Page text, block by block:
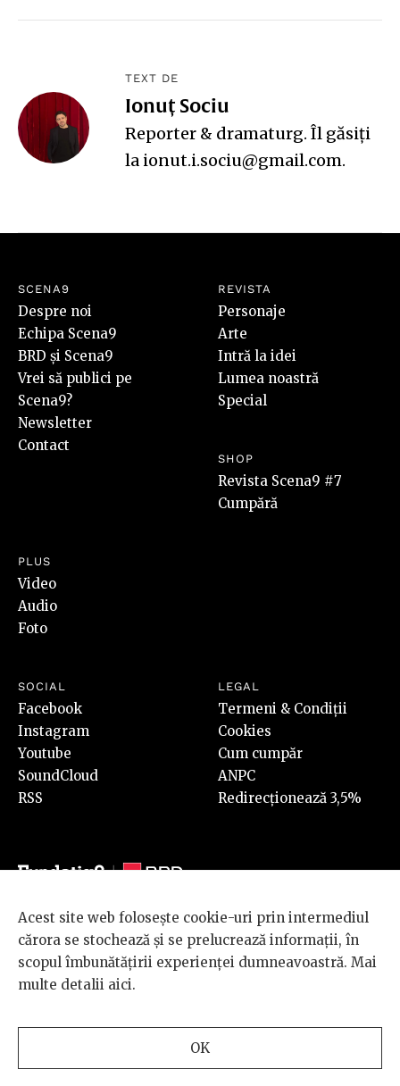
TEXT DE
Ionuț Sociu
Reporter & dramaturg. Îl găsiți
la ionut.i.sociu@gmail.com.
SCENA9
Despre noi
Echipa Scena9
BRD și Scena9
Vrei să publici pe
Scena9?
Newsletter
Contact
REVISTA
Personaje
Arte
Intră la idei
Lumea noastră
Special
SHOP
Revista Scena9 #7
Cumpără
PLUS
Video
Audio
Foto
SOCIAL
Facebook
Instagram
Youtube
SoundCloud
RSS
LEGAL
Termeni & Condiții
Cookies
Cum cumpăr
ANPC
Redirecționează 3,5%
© 2026 BRD Groupe Société Générale, toate drepturile rezervate.
Scena 9 este un proiect sustinut de
BRD GROUPE SOCIÉTÉ
GÉNÉRALE
Acest site web folosește cookie-uri prin intermediul
cărora se stochează și se prelucrează informații, în
scopul îmbunătățirii experienței dumneavoastră. Mai
multe detalii aici.
OK